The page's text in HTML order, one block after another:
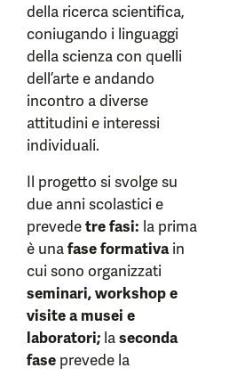
della ricerca scientifica,
coniugando i linguaggi
della scienza con quelli
dell’arte e andando
incontro a diverse
attitudini e interessi
individuali.
Il progetto si svolge su
due anni scolastici e
prevedetre fasi: la prima
è unafase formativain
cui sono organizzati
seminari, workshop e
visite a musei e
laboratori; laseconda
fase prevede la